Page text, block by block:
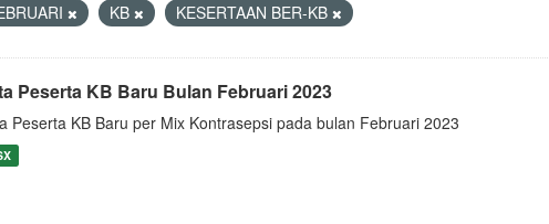
KB KESERTAAN BER-KB
Peserta KB Baru Bulan Februari 2023
Peserta KB Baru per Mix Kontrasepsi pada bulan Februari 2023